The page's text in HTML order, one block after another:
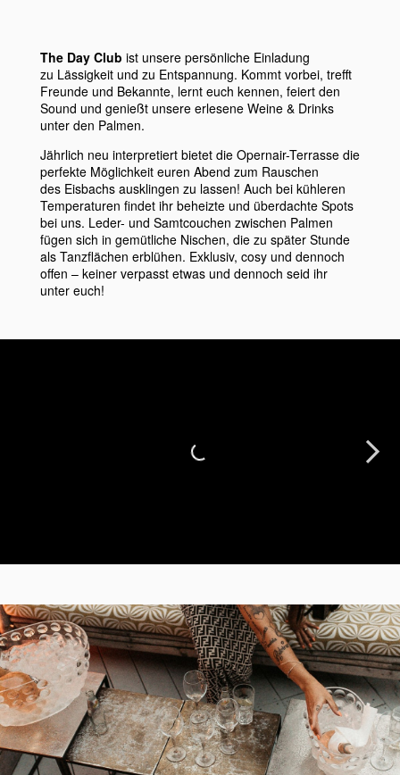
The Day Club ist unsere persönliche Einladung
zu Lässigkeit und zu Entspannung. Kommt vorbei, trefft
Freunde und Bekannte, lernt euch kennen, feiert den
Sound und genießt unsere erlesene Weine & Drinks
unter den Palmen.
Jährlich neu interpretiert bietet die Opernair-Terrasse die
perfekte Möglichkeit euren Abend zum Rauschen
des Eisbachs ausklingen zu lassen! Auch bei kühleren
Temperaturen findet ihr beheizte und überdachte Spots
bei uns. Leder- und Samtcouchen zwischen Palmen
fügen sich in gemütliche Nischen, die zu später Stunde
als Tanzflächen erblühen. Exklusiv, cosy und dennoch
offen – keiner verpasst etwas und dennoch seid ihr
unter euch!